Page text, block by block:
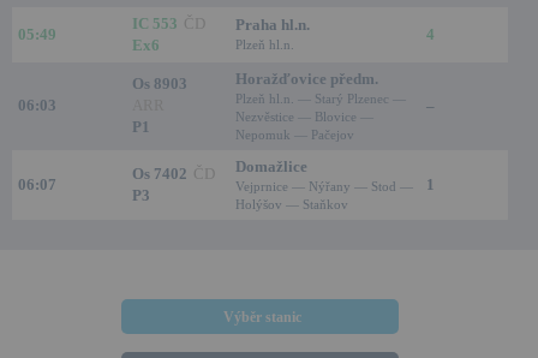
05:49
IC 553 ČD
Ex6
Praha hl.n.
Plzeň hl.n.
4
06:03
Os 8903
P1
Horažďovice předm.
Plzeň hl.n. — Starý Plzenec —
Nezvěstice — Blovice —
Nepomuk — Pačejov
–
06:07
Os 7402 ČD
P3
Domažlice
Vejprnice — Nýřany — Stod —
Holýšov — Staňkov
1
Výběr stanic